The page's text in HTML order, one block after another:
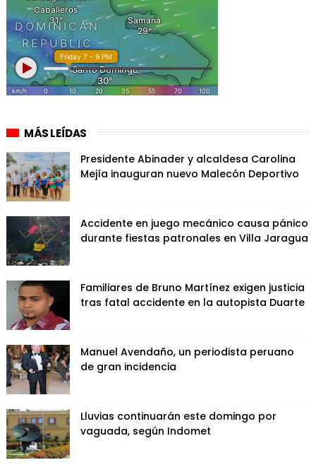
MÁS LEÍDAS
Presidente Abinader y alcaldesa Carolina
Mejía inauguran nuevo Malecón Deportivo
Accidente en juego mecánico causa pánico
durante fiestas patronales en Villa Jaragua
Familiares de Bruno Martínez exigen justicia
tras fatal accidente en la autopista Duarte
Manuel Avendaño, un periodista peruano
de gran incidencia
Lluvias continuarán este domingo por
vaguada, según Indomet